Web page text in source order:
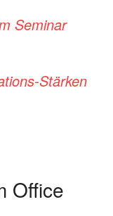
Seminar
Stärken
Office